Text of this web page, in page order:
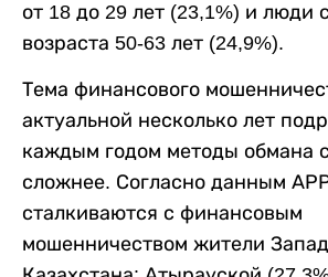
от 18 до 29 лет (23,1%) и люди
возраста 50-63 лет (24,9%).
Тема финансового
актуальной несколько лет
каждым годом методы обмана
сложнее. Согласно данным
сталкиваются с финансовым
мошенничеством жители